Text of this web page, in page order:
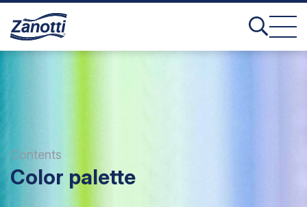
Contents
Color palette